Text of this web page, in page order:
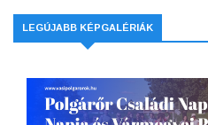
LEGÚJABB KÉPGALÉRIÁK